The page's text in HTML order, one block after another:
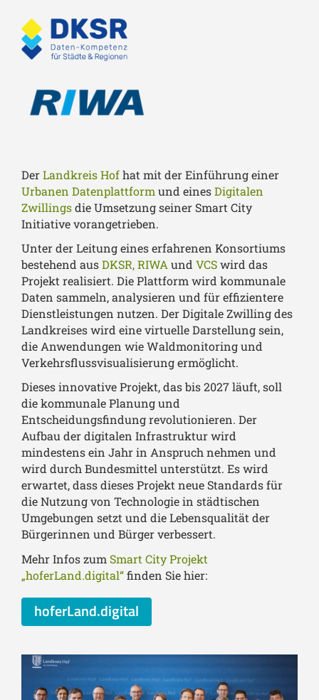
DerLandkreis Hofhat mit der Einführung einer
Urbanen Datenplattform und einesDigitalen
Zwillingsdie Umsetzung seiner Smart City
Initiative vorangetrieben.
Unter der Leitung eines erfahrenen Konsortiums
bestehend ausDKSR, RIWA und VCSwird das
Projekt realisiert. Die Plattform wird kommunale
Daten sammeln, analysieren und für effizientere
Dienstleistungen nutzen. Der Digitale Zwilling des
Landkreises wird eine virtuelle Darstellung sein,
die Anwendungen wie Waldmonitoring und
Verkehrsflussvisualisierung ermöglicht.
Dieses innovative Projekt, das bis 2027 läuft, soll
die kommunale Planung und
Entscheidungsfindung revolutionieren. Der
Aufbau der digitalen Infrastruktur wird
mindestens ein Jahr in Anspruch nehmen und
wird durch Bundesmittel unterstützt. Es wird
erwartet, dass dieses Projekt neue Standards für
die Nutzung von Technologie in städtischen
Umgebungen setzt und die Lebensqualität der
Bürgerinnen und Bürger verbessert.
Mehr Infos zum Smart City Projekt
„hoferLand.digital“finden Sie hier:
hoferLand.digital